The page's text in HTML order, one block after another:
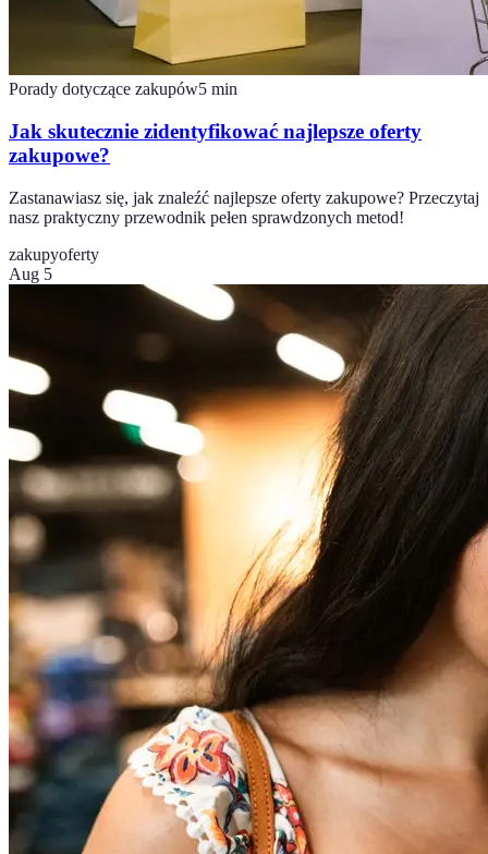
Porady dotyczące zakupów5 min
Jak skutecznie zidentyfikować najlepsze oferty
zakupowe?
Zastanawiasz się, jak znaleźć najlepsze oferty zakupowe? Przeczytaj
nasz praktyczny przewodnik pełen sprawdzonych metod!
zakupyoferty
Aug 5